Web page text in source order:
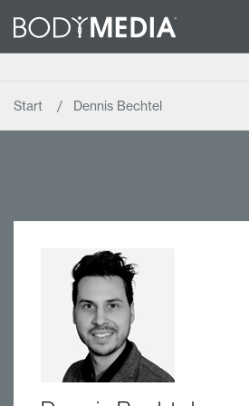
Start Dennis Bechtel